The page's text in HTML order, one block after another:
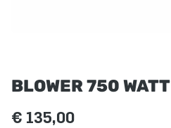
BLOWER 750 WATT
€ 135,00